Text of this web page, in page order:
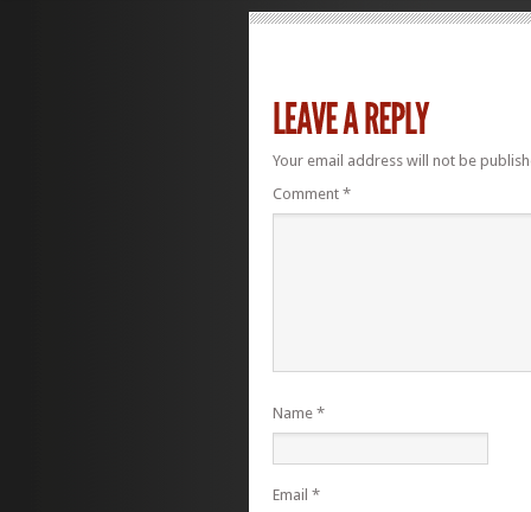
Your email address will not be
Comment *
Name *
Email *